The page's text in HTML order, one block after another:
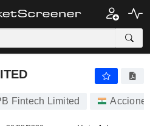
Fintech Limited